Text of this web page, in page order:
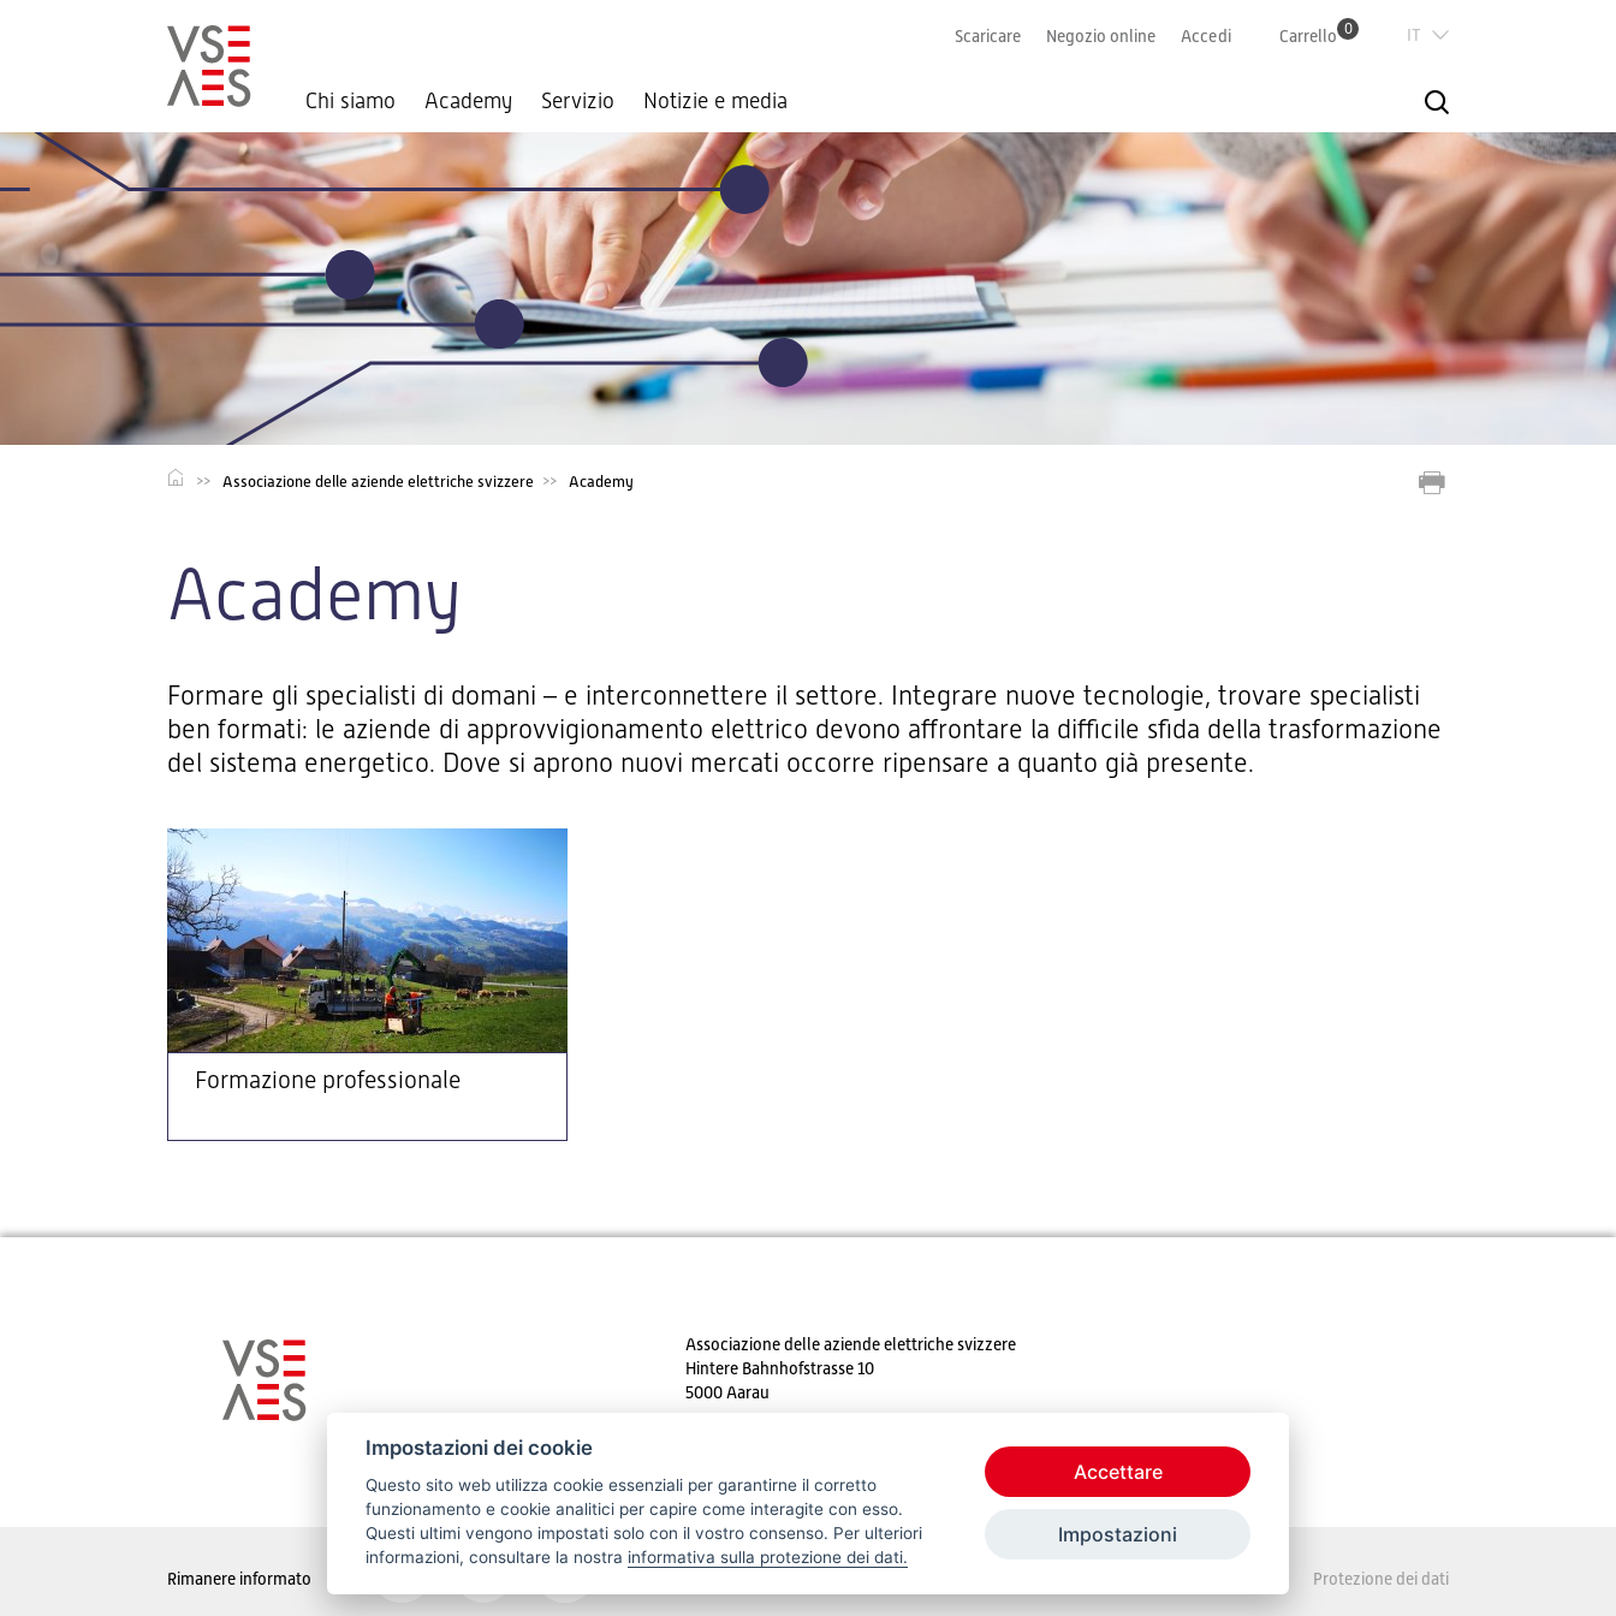
Salta
al
contenuto
principale
Chi siamo Academy Servizio Notizie e media
Scaricare Negozio online Accedi Carrello 0
Associazione delle aziende elettriche svizzere Academy
Academy
Formare gli specialisti di domani – e interconnettere il settore. Integrare nuove tecnologie, trovare specialisti
ben formati: le aziende di approvvigionamento elettrico devono affrontare la difficile sfida della trasformazione
del sistema energetico. Dove si aprono nuovi mercati occorre ripensare a quanto già presente.
Formazione professionale
Associazione delle aziende elettriche svizzere
Hintere Bahnhofstrasse 10
5000 Aarau
Rimanere informato Protezione dei dati
Impostazioni dei cookie
Questo sito web utilizza cookie essenziali per garantirne il corretto
funzionamento e cookie analitici per capire come interagite con esso.
Questi ultimi vengono impostati solo con il vostro consenso. Per ulteriori
informazioni, consultare la nostra informativa sulla protezione dei dati.
Accettare
Impostazioni